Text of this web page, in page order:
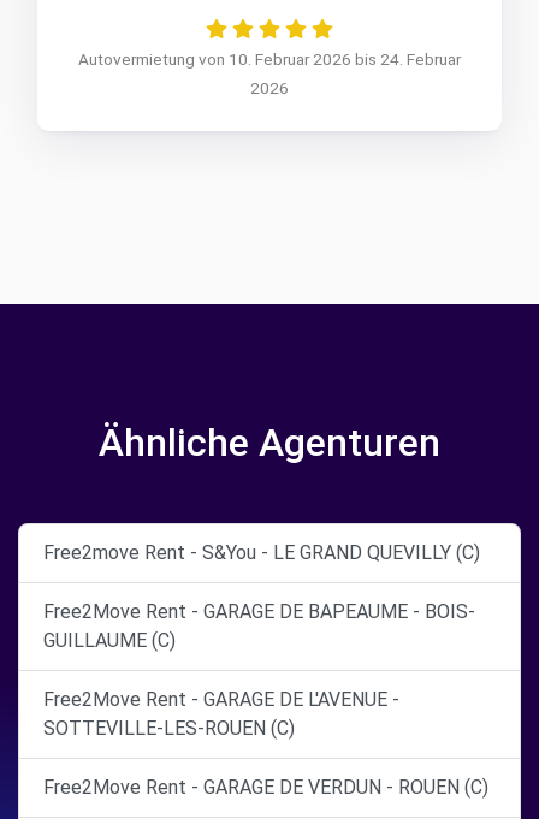
Autovermietung von 10. Februar 2026 bis 24. Februar
2026
Ähnliche Agenturen
Free2move Rent - S&You - LE GRAND QUEVILLY (C)
Free2Move Rent - GARAGE DE BAPEAUME - BOIS-
GUILLAUME (C)
Free2Move Rent - GARAGE DE L'AVENUE -
SOTTEVILLE-LES-ROUEN (C)
Free2Move Rent - GARAGE DE VERDUN - ROUEN (C)